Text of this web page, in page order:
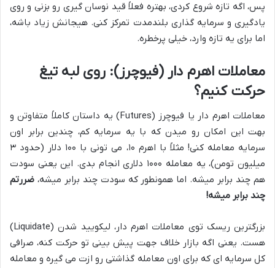
پس، اگه تازه شروع کردی، بهتره فعلاً قید نوسان گیری رو بزنی و روی
یادگیری و سرمایه گذاری بلندمدت تمرکز کنی. هیجانش زیاد باشه،
اما برای یه تازه وارد، خیلی پرخطره.
معاملات اهرم دار (فیوچرز): روی لبه تیغ
حرکت کنیم؟
معاملات اهرم دار یا فیوچرز (Futures) یه داستان کاملاً متفاوتن و
بهت این امکان رو میدن که با یه سرمایه کم، چندین برابر اون
سرمایه معامله کنی! مثلاً با اهرم ۱۰، می تونی با ۱۰۰ دلار (حدود ۳
میلیون تومن)، یه معامله ۱۰۰۰ دلاری انجام بدی. این یعنی سودت
هم چند برابر میشه. اما همونطور که سودت چند برابر میشه، ضررتم
چند برابر میشه!
بزرگترین ریسک توی معاملات اهرم دار، لیکویید شدن (Liquidate)
هست. یعنی اگه بازار خلاف جهت پیش بینی تو حرکت کنه، صرافی
کل سرمایه ای که برای اون معامله گذاشتی رو ازت می گیره و معامله